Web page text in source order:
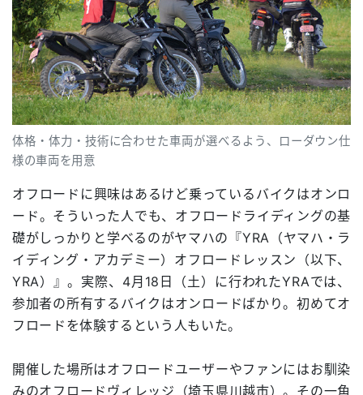
体格・体力・技術に合わせた車両が選べるよう、ローダウン仕
様の車両を用意
オフロードに興味はあるけど乗っているバイクはオンロ
ード。そういった人でも、オフロードライディングの基
礎がしっかりと学べるのがヤマハの『YRA（ヤマハ・ラ
イディング・アカデミー）オフロードレッスン（以下、
YRA）』。実際、4月18日（土）に行われたYRAでは、
参加者の所有するバイクはオンロードばかり。初めてオ
フロードを体験するという人もいた。
開催した場所はオフロードユーザーやファンにはお馴染
みのオフロードヴィレッジ（埼玉県川越市）。その一角